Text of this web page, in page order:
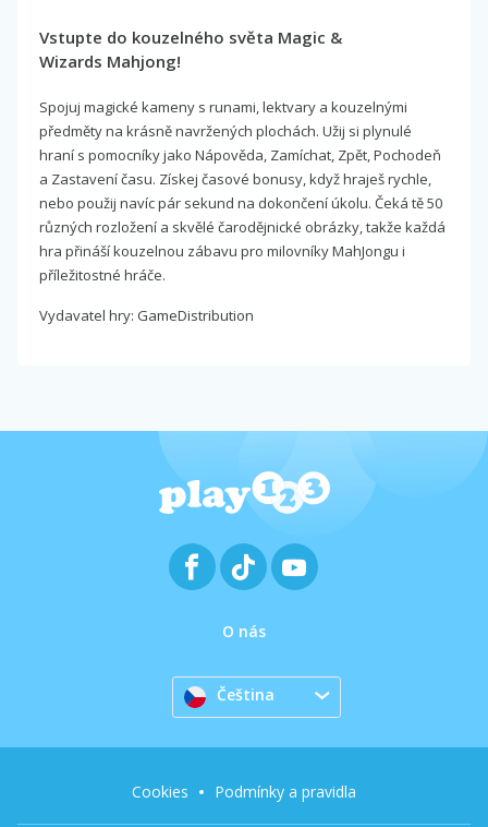
Vstupte do kouzelného světa Magic &
Wizards Mahjong!
Spojuj magické kameny s runami, lektvary a kouzelnými
předměty na krásně navržených plochách. Užij si plynulé
hraní s pomocníky jako Nápověda, Zamíchat, Zpět, Pochodeň
a Zastavení času. Získej časové bonusy, když hraješ rychle,
nebo použij navíc pár sekund na dokončení úkolu. Čeká tě 50
různých rozložení a skvělé čarodějnické obrázky, takže každá
hra přináší kouzelnou zábavu pro milovníky MahJongu i
příležitostné hráče.
Vydavatel hry: GameDistribution
O nás
Čeština
Cookies Podmínky a pravidla